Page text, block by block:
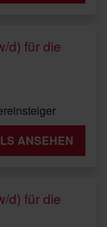
d) für die
ANSEHEN
d) für die